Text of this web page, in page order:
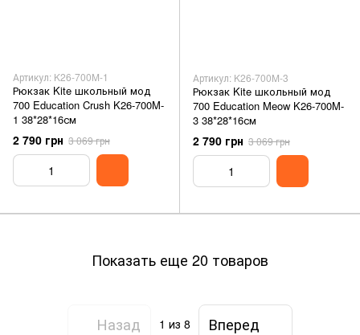
Артикул: K26-700M-1
Рюкзак Kite школьный мод
700 Education Crush K26-700M-
1 38*28*16см
2 790 грн 3 069 грн
Артикул: K26-700M-3
Рюкзак Kite школьный мод
700 Education Meow K26-700M-
3 38*28*16см
2 790 грн 3 069 грн
Показать еще 20 товаров
Назад 1 из 8 Вперед